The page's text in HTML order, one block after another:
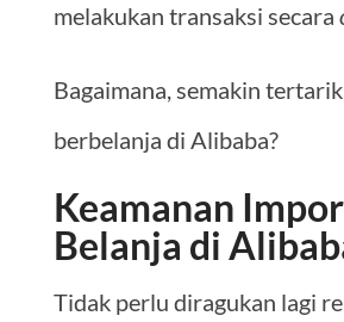
melakukan transaksi secara
Bagaimana, semakin
berbelanja di Alibaba?
Keamanan
Belanja di
Tidak perlu diragukan lagi